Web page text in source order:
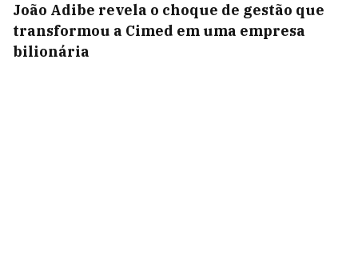
João Adibe revela o choque de gestão que
transformou a Cimed em uma empresa
bilionária